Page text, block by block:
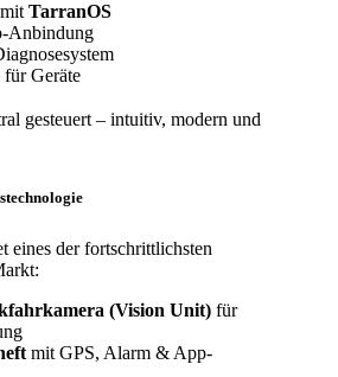
TarranOS
Anbindung
Geräte
gesteuert – intuitiv, modern und
der fortschrittlichsten
(Vision Unit) für
mit GPS, Alarm & App-